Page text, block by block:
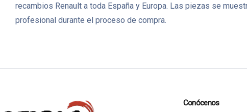
recambios Renault a toda España y Europa. Las piezas se
profesional durante el proceso de compra.
Conócenos